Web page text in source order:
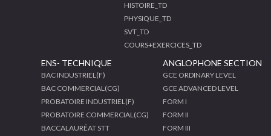
HISTOIRE_TD
PHYSIQUE_TD
SVT_TD
COURS+EXERCICES_TD
ENS- TECHNIQUE
BAC INDUSTRIEL(F)
BAC COMMERCIAL(CG)
PROBATOIRE INDUSTRIEL(F)
PROBATOIRE COMMERCIAL(CG)
BACCALAURÉAT STT
ANGLOPHONE SECTION
GCE ORDINARY LEVEL
GCE ADVANCED LEVEL
FORM I
FORM II
FORM III